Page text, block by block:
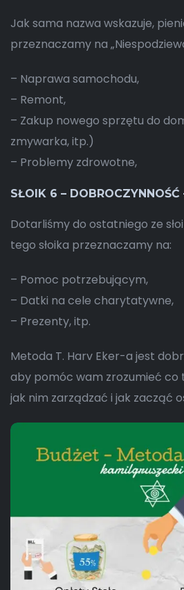
Jak sama nazwa wskazuje,
przeznaczamy na
– Naprawa samochodu,
– Remont,
– Zakup nowego sprzętu do
zmywarka, itp.)
– Problemy zdrowotne,
SŁOIK 6 – DOBROCZYNNOŚĆ
Dotarliśmy do ostatniego ze
tego słoika przeznaczamy na:
– Pomoc potrzebującym,
– Datki na cele charytatywne,
– Prezenty, itp.
Metoda T. Harv Eker-a jest
aby pomóc wam zrozumieć co
jak nim zarządzać i jak zacząć